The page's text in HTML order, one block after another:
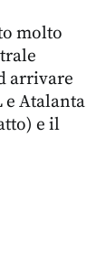
molto
arrivare
e Atalanta
e il